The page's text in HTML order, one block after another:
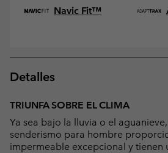
Navic Fit™
Detalles
TRIUNFA SOBRE EL CLIMA
Ya sea bajo la lluvia o el
senderismo para hombre
impermeable excepcional y tienen